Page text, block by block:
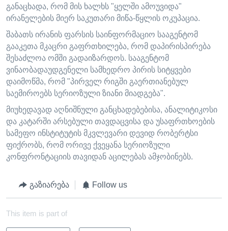
განაცხადა, რომ მის ხალხს "ყელში ამოუვიდა"
ირანელების მიერ საკუთარი მიწა-წყლის ოკუპაცია.
შაბათს ირანის ფარსის საინფორმაციო სააგენტომ
გააკეთა მკაცრი გაფრთხილება, რომ დაპირისპირება
შესაძლოა ომში გადაიზარდოს. სააგენტომ
ვინაობადაუდგენელი სამხედრო პირის სიტყვები
დაიმოწმა, რომ "პირველ რიგში გაერთიანებულ
საემიროებს სერიოზული ზიანი მიადგება".
მიუხედავად აღნიშნული განცხადებებისა, ანალიტიკოსი
და კატარში არსებული თავდაცვისა და უსაფრთხოების
სამეფო ინსტიტუტის მკვლევარი დევიდ რობერტსი
ფიქრობს, რომ ორივე ქვეყანა სერიოზული
კონფრონტაციის თავიდან აცილებას ამჯობინებს.
გაზიარება Follow us
This item is part of